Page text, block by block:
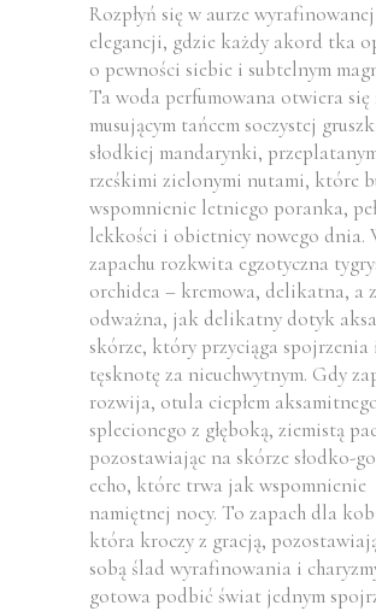
Rozpłyń się w aurze wyrafinowanej
elegancji, gdzie każdy akord tka
o pewności siebie i subtelnym
Ta woda perfumowana otwiera się
musującym tańcem soczystej
słodkiej mandarynki,
rześkimi zielonymi nutami, które
wspomnienie letniego poranka,
lekkości i obietnicy nowego dnia.
zapachu rozkwita egzotyczna
orchidea – kremowa, delikatna, a
odważna, jak delikatny dotyk
skórze, który przyciąga spojrzenia
tęsknotę za nieuchwytnym. Gdy
rozwija, otula ciepłem
splecionego z głęboką, ziemistą
pozostawiając na skórze słodko-
echo, które trwa jak wspomnienie
namiętnej nocy. To zapach dla
która kroczy z gracją,
sobą ślad wyrafinowania i
gotowa podbić świat jednym